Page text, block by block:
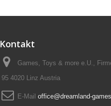
Kontakt
Games, Toys & more e.U.,
95 4020 Linz Austria
E-Mail office@dreamland-